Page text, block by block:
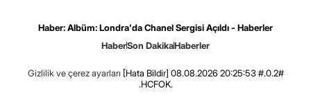
Haber: Albüm: Londra'da Chanel Sergisi Açıldı - Haberler
HaberSon DakikaHaberler
Gizlilik ve çerez ayarları [Hata Bildir] 08.08.2026 20:25:53 #.0.2#
.HCFOK.